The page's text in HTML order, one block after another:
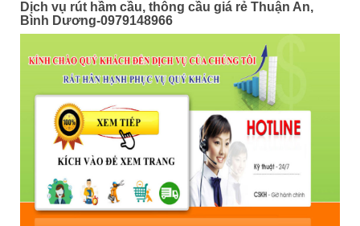
Dịch vụ rút hầm cầu, thông cầu giá rẻ Thuận An,
Bình Dương-0979148966